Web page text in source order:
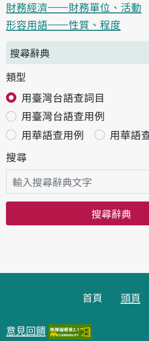
財務經濟——財務單位、活動
形容用語——性質、程度
搜尋辭典
類型
用臺灣台語查詞目
用臺灣台語查用例
用華語查用例
用華語
搜尋
搜尋辭典
首頁 頭頁
意見回饋